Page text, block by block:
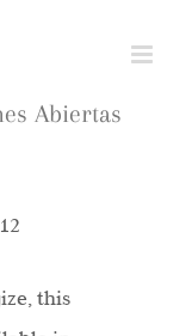
Abiertas
this